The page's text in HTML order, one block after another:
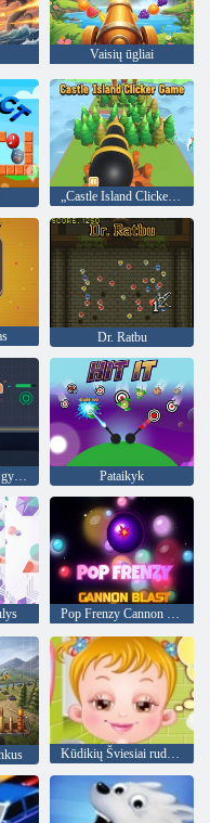
Vaisių ūgliai
„Castle Island Clicker“ žaidimas
Dr. Ratbu
Sujungti patrankų gynybą Pataikyk
Pop Frenzy Cannon Blast
Kūdikių Šviesiai ruda Nakvynė Laikas